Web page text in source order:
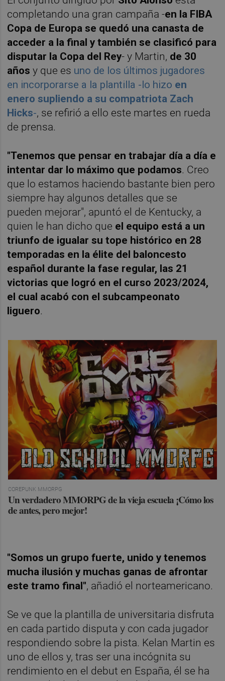
completando una gran campaña -en la FIBA
Copa de Europa se quedó una canasta de
acceder a la final y también se clasificó para
disputar la Copa del Rey- y Martin, de 30
años y que es uno de los últimos jugadores
en incorporarse a la plantilla -lo hizo en
enero supliendo a su compatriota Zach
Hicks-, se refirió a ello este martes en rueda
de prensa.
"Tenemos que pensar en trabajar día a día e
intentar dar lo máximo que podamos. Creo
que lo estamos haciendo bastante bien pero
siempre hay algunos detalles que se
pueden mejorar", apuntó el de Kentucky, a
quien le han dicho que el equipo está a un
triunfo de igualar su tope histórico en 28
temporadas en la élite del baloncesto
español durante la fase regular, las 21
victorias que logró en el curso 2023/2024,
el cual acabó con el subcampeonato
liguero.
COREPUNK MMORPG
Un verdadero MMORPG de la vieja escuela ¡Cómo los
de antes, pero mejor!
"Somos un grupo fuerte, unido y tenemos
mucha ilusión y muchas ganas de afrontar
este tramo final", añadió el norteamericano.
Se ve que la plantilla de universitaria disfruta
en cada partido disputa y con cada jugador
respondiendo sobre la pista. Kelan Martin es
uno de ellos y, tras ser una incógnita su
rendimiento en el debut en España, él se ha